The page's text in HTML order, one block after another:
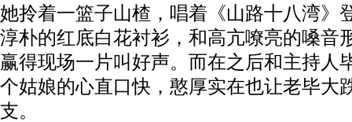
她拎着一篮子山楂，唱着《山路十八湾》
淳朴的红底白花衬衫，和高亢嘹亮的嗓音
赢得现场一片叫好声。而在之后和主持人
个姑娘的心直口快，憨厚实在也让老毕大
支。